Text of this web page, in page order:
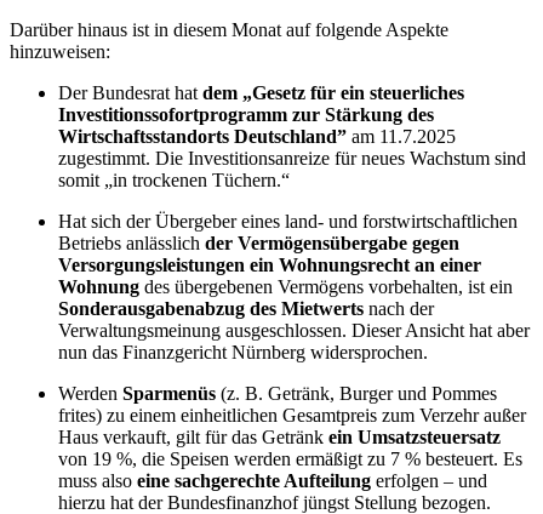
Darüber hinaus ist in diesem Monat auf folgende Aspekte
hinzuweisen:
Der Bundesrat hat dem „Gesetz für ein steuerliches
Investitionssofortprogramm zur Stärkung des
Wirtschaftsstandorts Deutschland” am 11.7.2025
zugestimmt. Die Investitionsanreize für neues Wachstum sind
somit „in trockenen Tüchern.“
Hat sich der Übergeber eines land- und forstwirtschaftlichen
Betriebs anlässlich der Vermögensübergabe gegen
Versorgungsleistungen ein Wohnungsrecht an einer
Wohnung des übergebenen Vermögens vorbehalten, ist ein
Sonderausgabenabzug des Mietwerts nach der
Verwaltungsmeinung ausgeschlossen. Dieser Ansicht hat aber
nun das Finanzgericht Nürnberg widersprochen.
Werden Sparmenüs (z. B. Getränk, Burger und Pommes
frites) zu einem einheitlichen Gesamtpreis zum Verzehr außer
Haus verkauft, gilt für das Getränk ein Umsatzsteuersatz
von 19 %, die Speisen werden ermäßigt zu 7 % besteuert. Es
muss also eine sachgerechte Aufteilung erfolgen – und
hierzu hat der Bundesfinanzhof jüngst Stellung bezogen.